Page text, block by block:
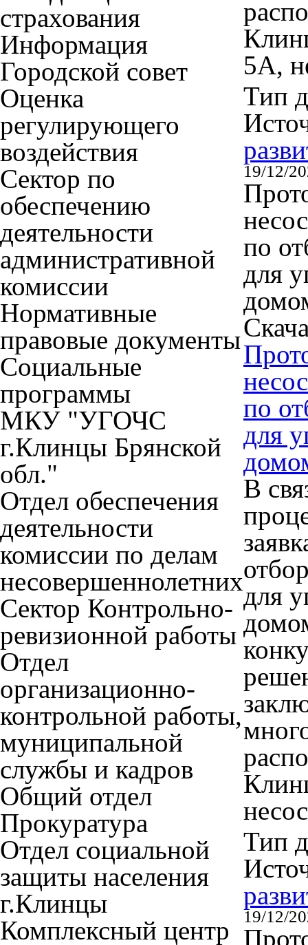
страхования
Информация
Городской совет
Оценка
регулирующего
воздействия
Сектор по
обеспечению
деятельности
административной
комиссии
Нормативные
правовые документы
Социальные
программы
МКУ "УГОЧС
г.Клинцы Брянской
обл."
Отдел обеспечения
деятельности
комиссии по делам
несовершеннолетних
Сектор Контрольно-
ревизионной работы
Отдел
организационно-
контрольной работы,
муниципальной
службы и кадров
Общий отдел
Прокуратура
Отдел социальной
защиты населения
г.Клинцы
Комплексный центр
5А,
Тип
19/12/
по
для
по
для
В
для
Тип
19/12/